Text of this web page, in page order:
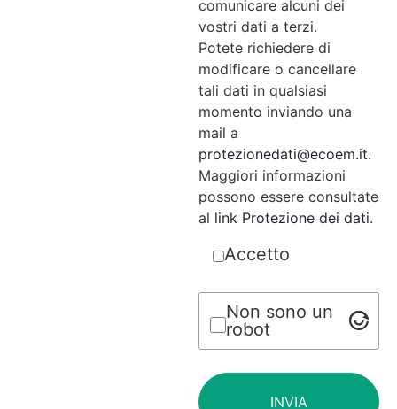
comunicare alcuni dei
vostri dati a terzi.
Potete richiedere di
modificare o cancellare
tali dati in qualsiasi
momento inviando una
mail a
protezionedati@ecoem.it.
Maggiori informazioni
possono essere consultate
al link Protezione dei dati.
Accetto
Non sono un
robot